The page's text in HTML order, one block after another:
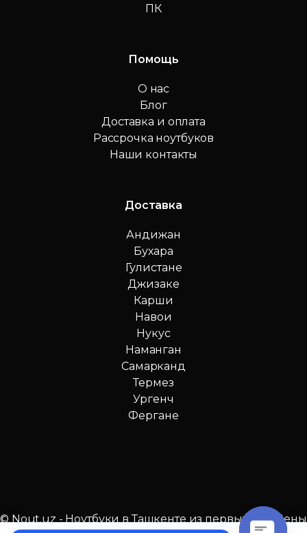
ПК
Помощь
О нас
Блог
Доставка и оплата
Рассрочка ноутбуков
Наши контакты
Доставка
Андижан
Бухара
Гулистане
Джизаке
Карши
Навои
Нукус
Наманган
Самарканд
Термез
Ургенч
Фергане
© Nout.uz - Ноутбуки в Ташкенте из первых рук. Цены